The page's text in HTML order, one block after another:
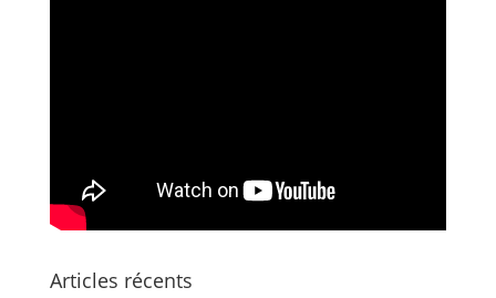
Articles récents